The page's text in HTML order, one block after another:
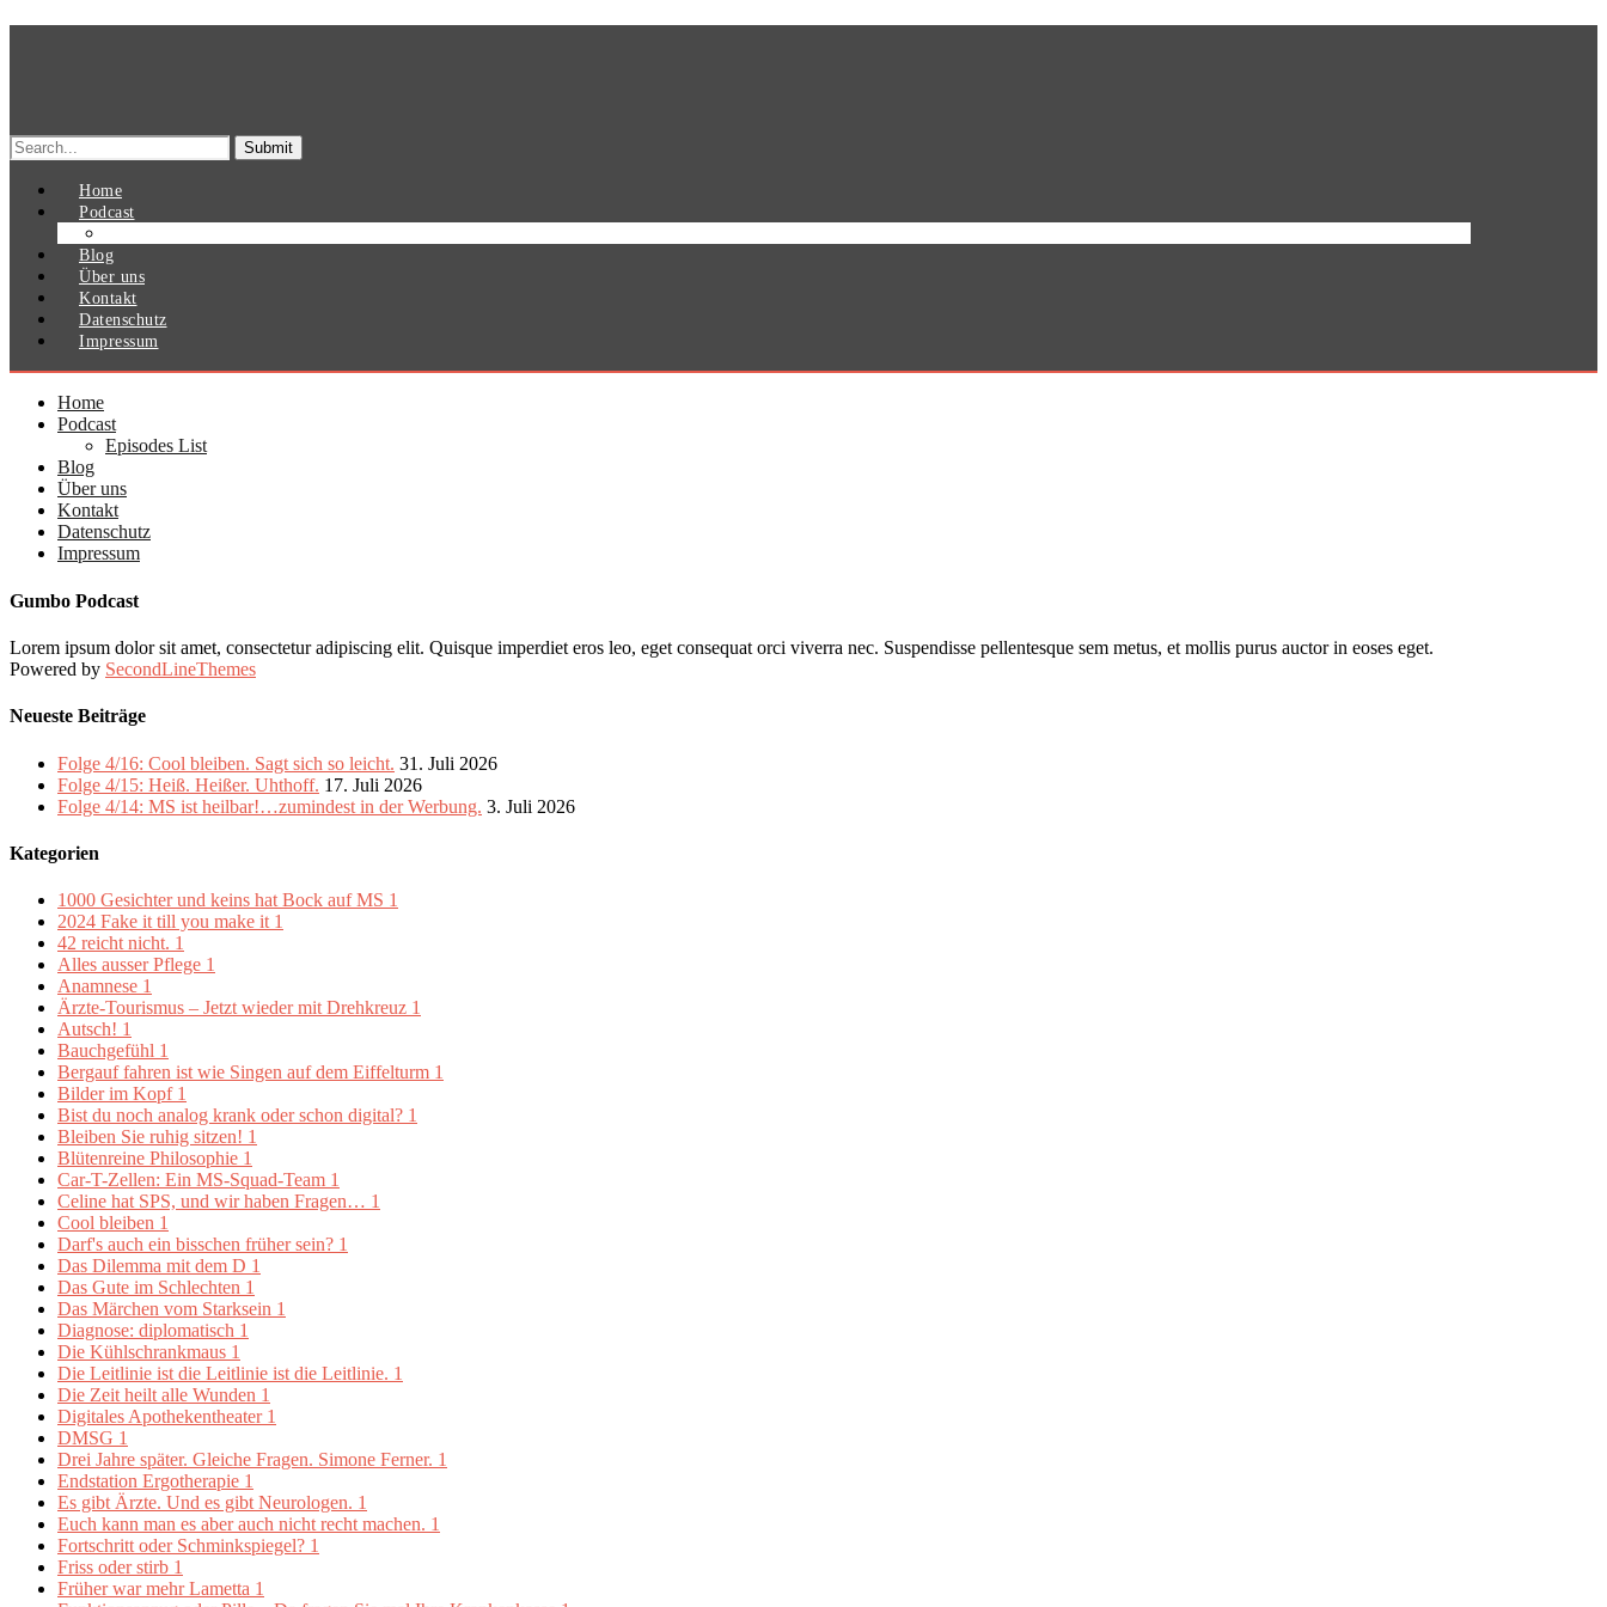
Search
for:
Home
Podcast
Blog
Über uns
Kontakt
Datenschutz
Impressum
Home
Podcast
Episodes List
Blog
Über uns
Kontakt
Datenschutz
Impressum
Gumbo Podcast
Lorem ipsum dolor sit amet, consectetur adipiscing elit. Quisque imperdiet eros leo, eget consequat orci viverra nec. Suspendisse pellentesque sem metus, et mollis purus auctor in eoses eget.
Powered by SecondLineThemes
Neueste Beiträge
Folge 4/16: Cool bleiben. Sagt sich so leicht. 31. Juli 2026
Folge 4/15: Heiß. Heißer. Uhthoff. 17. Juli 2026
Folge 4/14: MS ist heilbar!…zumindest in der Werbung. 3. Juli 2026
Kategorien
1000 Gesichter und keins hat Bock auf MS 1
2024 Fake it till you make it 1
42 reicht nicht. 1
Alles ausser Pflege 1
Anamnese 1
Ärzte-Tourismus – Jetzt wieder mit Drehkreuz 1
Autsch! 1
Bauchgefühl 1
Bergauf fahren ist wie Singen auf dem Eiffelturm 1
Bilder im Kopf 1
Bist du noch analog krank oder schon digital? 1
Bleiben Sie ruhig sitzen! 1
Blütenreine Philosophie 1
Car-T-Zellen: Ein MS-Squad-Team 1
Celine hat SPS, und wir haben Fragen… 1
Cool bleiben 1
Darf's auch ein bisschen früher sein? 1
Das Dilemma mit dem D 1
Das Gute im Schlechten 1
Das Märchen vom Starksein 1
Diagnose: diplomatisch 1
Die Kühlschrankmaus 1
Die Leitlinie ist die Leitlinie ist die Leitlinie. 1
Die Zeit heilt alle Wunden 1
Digitales Apothekentheater 1
DMSG 1
Drei Jahre später. Gleiche Fragen. Simone Ferner. 1
Endstation Ergotherapie 1
Es gibt Ärzte. Und es gibt Neurologen. 1
Euch kann man es aber auch nicht recht machen. 1
Fortschritt oder Schminkspiegel? 1
Friss oder stirb 1
Früher war mehr Lametta 1